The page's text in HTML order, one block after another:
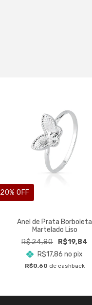
20% OFF
Anel de Prata Borboleta
Martelado Liso
R$24,80
R$19,84
R$17,86 no pix
R$0,60 de cashback